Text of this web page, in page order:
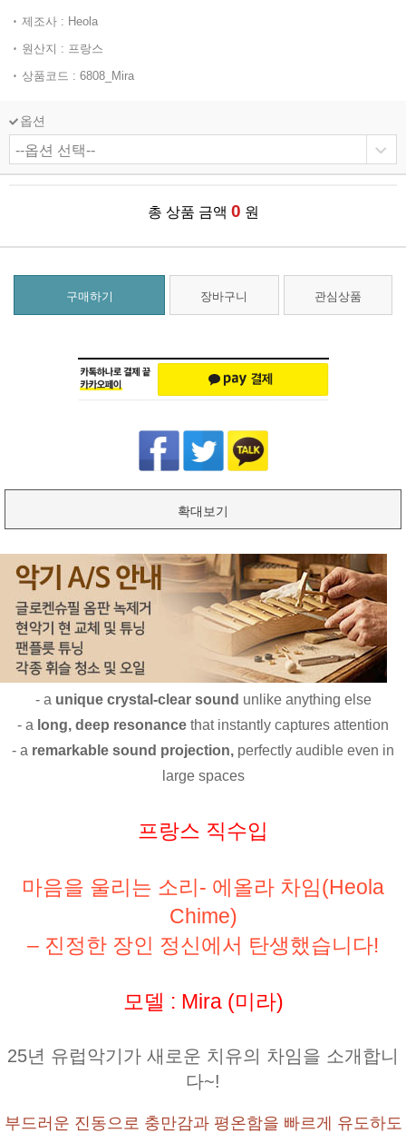
제조사 : Heola
원산지 : 프랑스
상품코드 : 6808_Mira
옵션
총 상품 금액 0 원
구매하기 장바구니 관심상품
확대보기
- a unique crystal-clear sound unlike anything else
- a long, deep resonance that instantly captures attention
- a remarkable sound projection, perfectly audible even in
large spaces
프랑스 직수입
마음을 울리는 소리- 에올라 차임(Heola
Chime)
– 진정한 장인 정신에서 탄생했습니다!
모델 : Mira (미라)
25년 유럽악기가 새로운 치유의 차임을 소개합니
다~!
부드러운 진동으로 충만감과 평온함을 빠르게 유도하도